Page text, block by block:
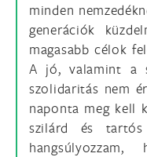
minden
generációk
magasabb célok
A jó, valamint a
szolidaritás nem
naponta meg kell
szilárd és